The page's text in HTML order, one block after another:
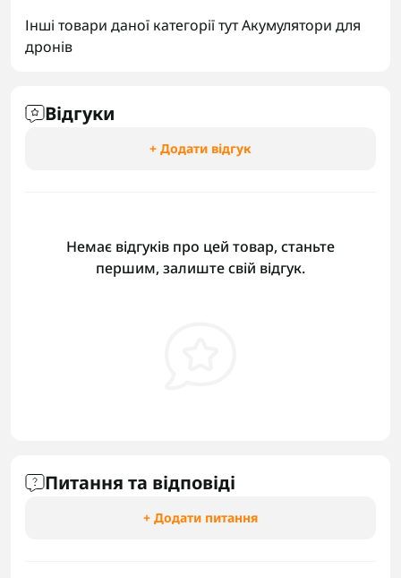
Інші товари даної категорії тутАкумулятори для
дронів
Відгуки
+ Додати відгук
Немає відгуків про цей товар, станьте
першим, залиште свій відгук.
Питання та відповіді
+ Додати питання